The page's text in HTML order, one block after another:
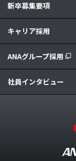
新卒募集要項
キャリア採用
ANAグループ採用
社員インタビュー